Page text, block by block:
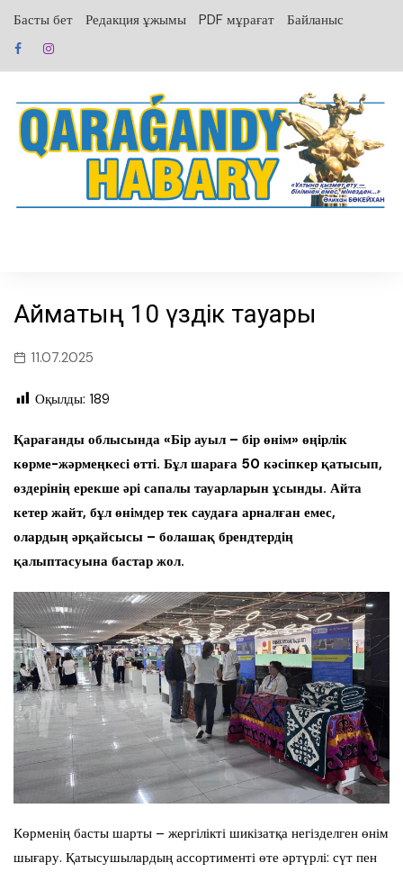
содержанию
Басты бет Редакция ұжымы PDF мұрағат Байланыс
Аймақтың 10 үздік тауары
11.07.2025
Оқылды: 189
Қарағанды облысында «Бір ауыл – бір өнім» өңірлік
көрме-жәрмеңкесі өтті. Бұл шараға 50 кәсіпкер қатысып,
өздерінің ерекше әрі сапалы тауарларын ұсынды. Айта
кетер жайт, бұл өнімдер тек саудаға арналған емес,
олардың әрқайсысы – болашақ брендтердің
қалыптасуына бастар жол.
Көрменің басты шарты – жергілікті шикізатқа негізделген өнім
шығару. Қатысушылардың ассортименті өте әртүрлі: сүт пен